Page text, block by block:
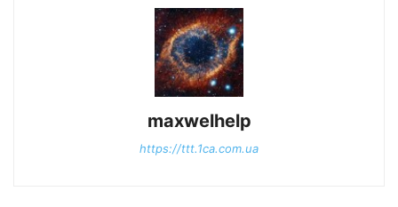
maxwelhelp
https://ttt.1ca.com.ua